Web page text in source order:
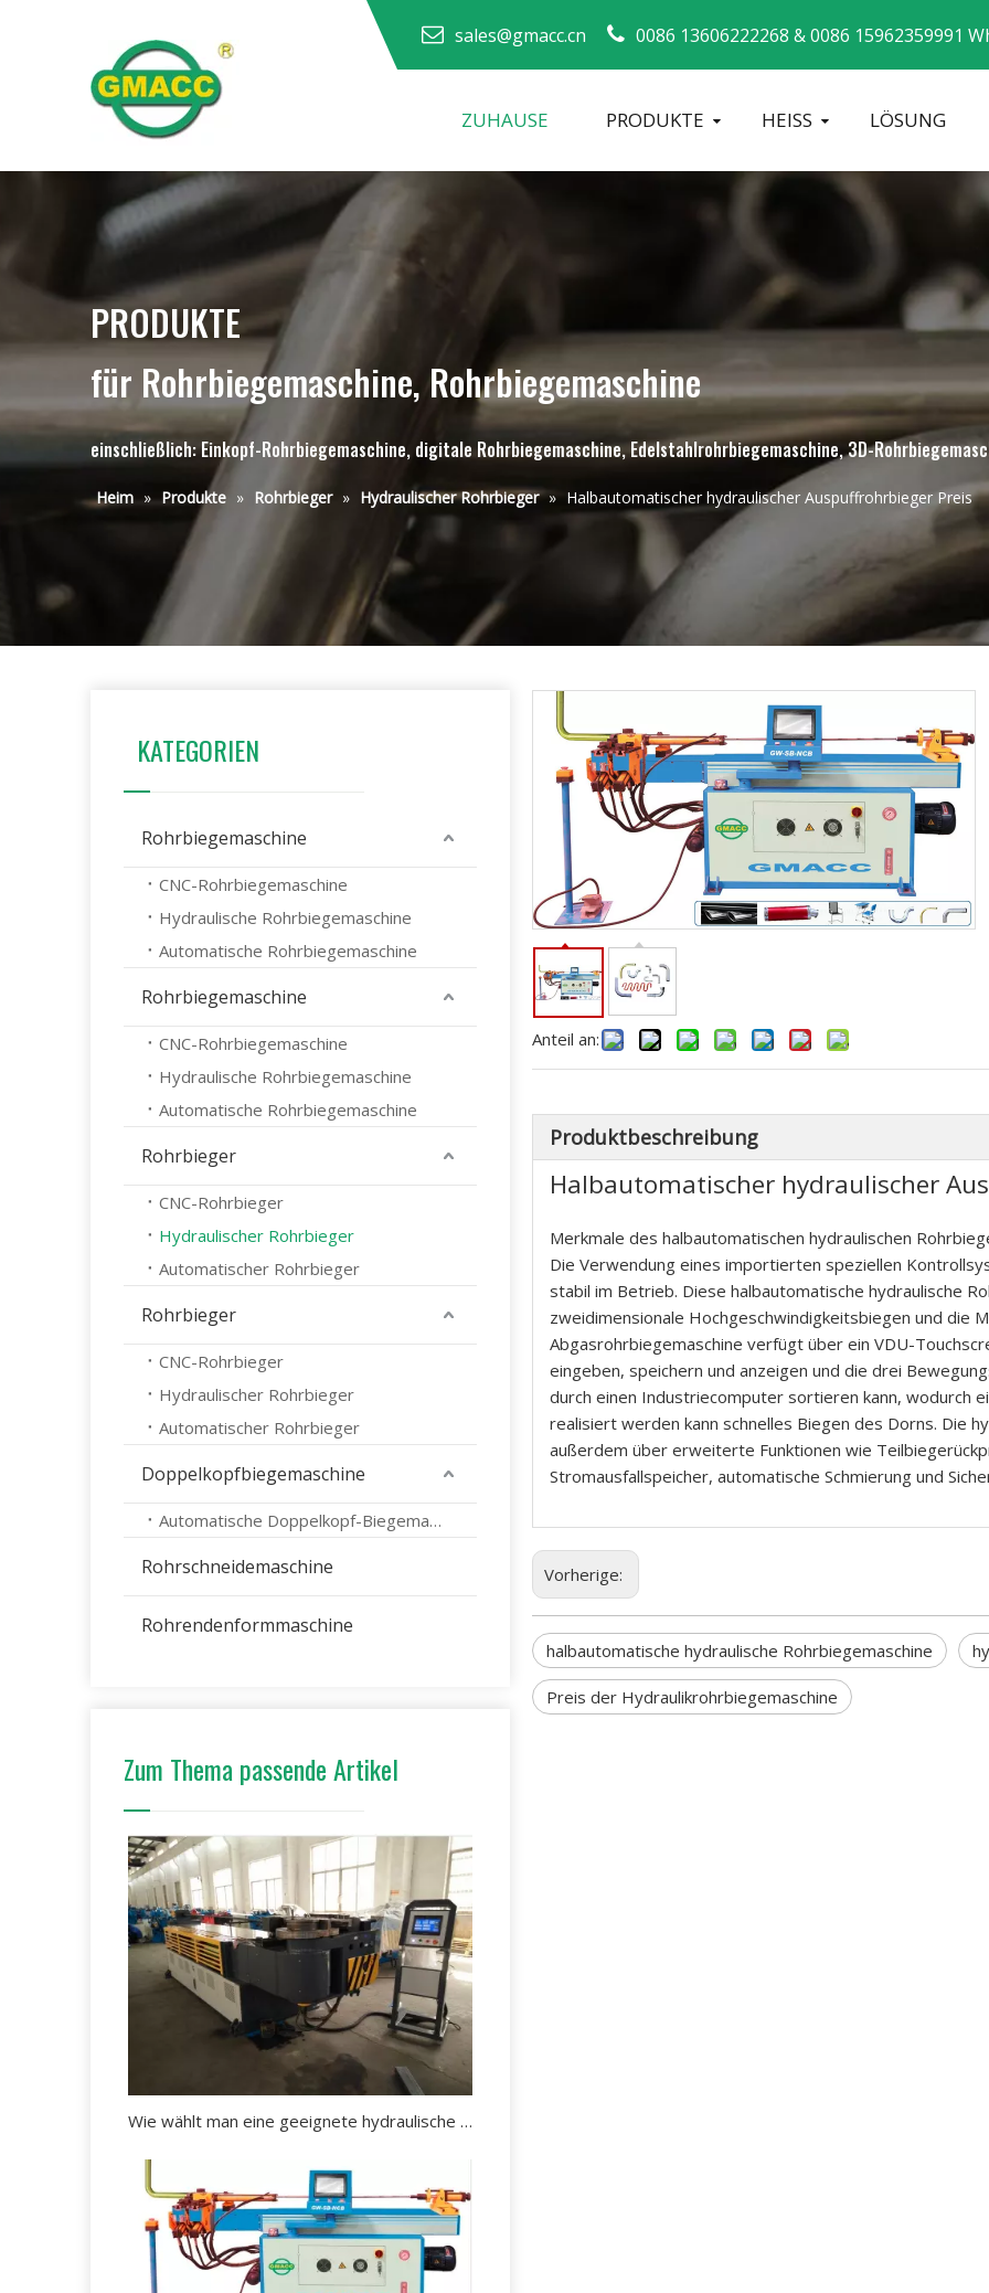
sales@gmacc.cn 0086 13606222268 &0086 15962359991
ZUHAUSE PRODUKTE HEISS LÖSUNG
PRODUKTE
für Rohrbiegemaschine, Rohrbiegemaschine
einschließlich: Einkopf-Rohrbiegemaschine, digitale Rohrbiegemaschine, Edelstahlrohrbiegemaschine, 3D-
Heim » Produkte » Rohrbieger » Hydraulischer Rohrbieger » Halbautomatischer hydraulischer Auspuffrohrbieger Preis
KATEGORIEN
Rohrbiegemaschine
CNC-Rohrbiegemaschine
Hydraulische Rohrbiegemaschine
Automatische Rohrbiegemaschine
Rohrbiegemaschine
CNC-Rohrbiegemaschine
Hydraulische Rohrbiegemaschine
Automatische Rohrbiegemaschine
Rohrbieger
CNC-Rohrbieger
Hydraulischer Rohrbieger
Automatischer Rohrbieger
Rohrbieger
CNC-Rohrbieger
Hydraulischer Rohrbieger
Automatischer Rohrbieger
Doppelkopfbiegemaschine
Automatische Doppelkopf-Biegemaschine
Rohrschneidemaschine
Rohrendenformmaschine
Zum Thema passende Artikel
Wie wählt man eine geeignete hydraulische Rohrbiegemaschine aus?
Anteil an:
Produktbeschreibung
Halbautomatischer hydraulischer
Merkmale des halbautomatischen hydraulischen
Die Verwendung eines importierten speziellen
stabil im Betrieb. Diese halbautomatische hydraulische
zweidimensionale Hochgeschwindigkeitsbiegen und die
Abgasrohrbiegemaschine verfügt über ein VDU-
eingeben, speichern und anzeigen und die drei
durch einen Industriecomputer sortieren kann, wodurch
realisiert werden kann schnelles Biegen des Dorns. Die
außerdem über erweiterte Funktionen wie
Stromausfallspeicher, automatische Schmierung und
Vorherige:
halbautomatische hydraulische Rohrbiegemaschine
Preis der Hydraulikrohrbiegemaschine